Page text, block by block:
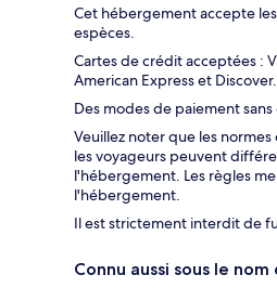
Cet hébergement accepte
espèces.
Cartes de crédit acceptées :
American Express et Discover.
Des modes de paiement
Veuillez noter que les
les voyageurs peuvent
l'hébergement. Les règles
l'hébergement.
Il est strictement interdit de
Connu aussi sous le nom